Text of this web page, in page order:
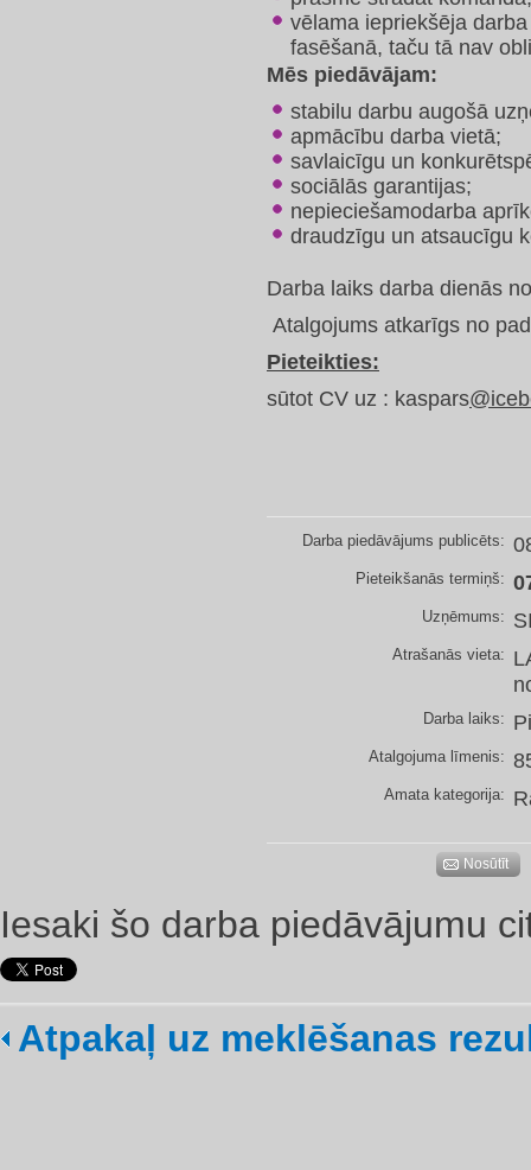
vēlama iepriekšēja
fasēšanā, taču tā nav
Mēs piedāvājam:
stabilu darbu augošā
apmācību darba vietā;
savlaicīgu un
sociālās garantijas;
nepieciešamodarba
draudzīgu un atsaucīgu
Darba laiks darba dienās
Atalgojums atkarīgs no
Pieteikties:
sūtot CV uz : kaspars
Darba piedāvājums publicēts:
Pieteikšanās termiņš:
Uzņēmums:
Atrašanās vieta:
Darba laiks:
Atalgojuma līmenis:
Amata kategorija:
Nosūtīt
Iesaki šo darba piedāvājumu
Atpakaļ uz meklēšanas